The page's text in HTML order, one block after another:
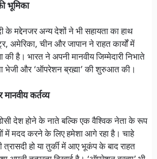
भूमिका
के मद्देनजर अन्य देशों ने भी सहायता का हाथ
अमेरिका, चीन और जापान ने राहत कार्यों में
की है। भारत ने अपनी मानवीय जिम्मेदारी निभाते
भेजी और ‘ऑपरेशन ब्रह्मा’ की शुरुआत की।
कर्तव्य
देश होने के नाते बल्कि एक वैश्विक नेता के रूप
में मदद करने के लिए हमेशा आगे रहा है। चाहे
हो या तुर्की में आए भूकंप के बाद राहत